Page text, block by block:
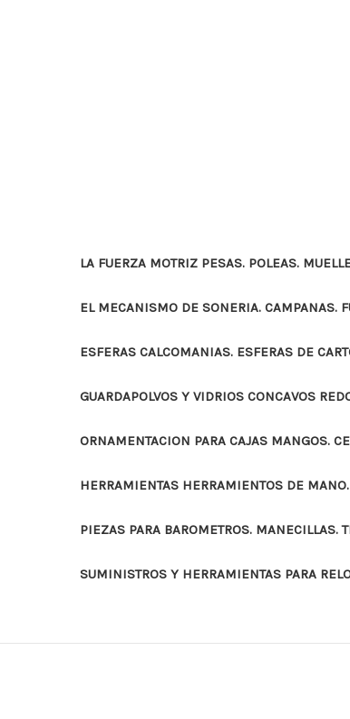
LA FUERZA MOTRIZ PESAS. POLEAS.
EL MECANISMO DE SONERIA. CAMPANAS.
ESFERAS CALCOMANIAS. ESFERAS DE
GUARDAPOLVOS Y VIDRIOS CONCAVOS
ORNAMENTACION PARA CAJAS MANGOS.
HERRAMIENTAS HERRAMIENTOS DE
PIEZAS PARA BAROMETROS. MANECILLAS.
SUMINISTROS Y HERRAMIENTAS PARA